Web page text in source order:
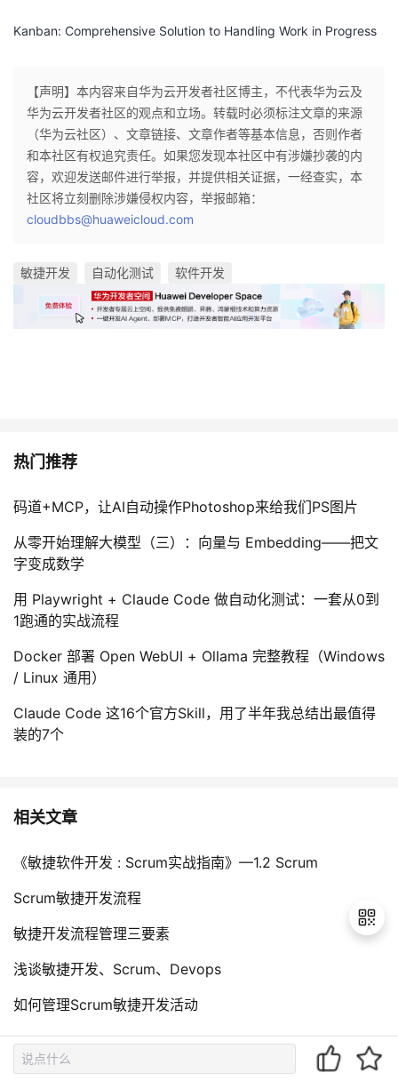
Kanban: Comprehensive Solution to Handling Work in Progress
【声明】本内容来自华为云开发者社区博主，不代表华为云及
华为云开发者社区的观点和立场。转载时必须标注文章的来源
（华为云社区）、文章链接、文章作者等基本信息，否则作者
和本社区有权追究责任。如果您发现本社区中有涉嫌抄袭的内
容，欢迎发送邮件进行举报，并提供相关证据，一经查实，本
社区将立刻删除涉嫌侵权内容，举报邮箱：
cloudbbs@huaweicloud.com
敏捷开发 自动化测试 软件开发
热门推荐
码道+MCP，让AI自动操作Photoshop来给我们PS图片
从零开始理解大模型（三）：向量与 Embedding——把文
字变成数学
用 Playwright + Claude Code 做自动化测试：一套从0到
1跑通的实战流程
Docker 部署 Open WebUI + Ollama 完整教程（Windows
/ Linux 通用）
Claude Code 这16个官方Skill，用了半年我总结出最值得
装的7个
相关文章
《敏捷软件开发 : Scrum实战指南》—1.2 Scrum
Scrum敏捷开发流程
敏捷开发流程管理三要素
浅谈敏捷开发、Scrum、Devops
如何管理Scrum敏捷开发活动